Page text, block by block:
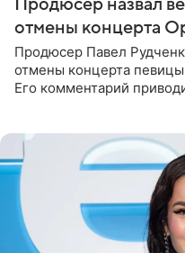
Продюсер назвал
отмены концерта
Продюсер Павел
отмены концерта
Его комментарий